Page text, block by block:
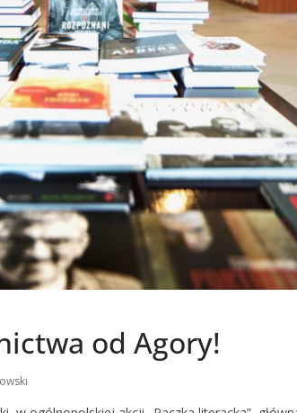
od Agory!